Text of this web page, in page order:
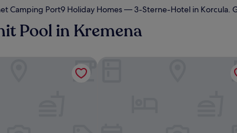
Camping Port9 Holiday Homes— 3-Sterne-Hotel in Korcula.
Pool in Kremena